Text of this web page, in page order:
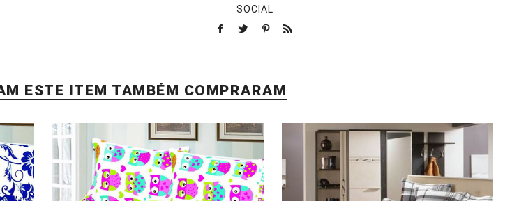
SOCIAL
ESTE ITEM TAMBÉM COMPRARAM